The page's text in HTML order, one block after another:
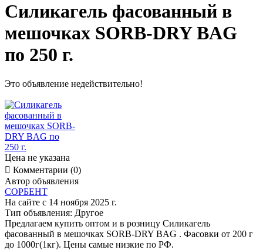
Силикагель фасованный в
мешочках SORB-DRY BAG
по 250 г.
Это объявление недействительно!
Цена не указана
 Комментарии (0)
Автор объявления
СОРБЕНТ
На сайте с 14 ноября 2025 г.
Тип объявления: Другое
Предлагаем купить оптом и в розницу Силикагель
фасованный в мешочках SORB-DRY BAG . Фасовки от 200 г
до 1000г(1кг). Цены самые низкие по РФ.